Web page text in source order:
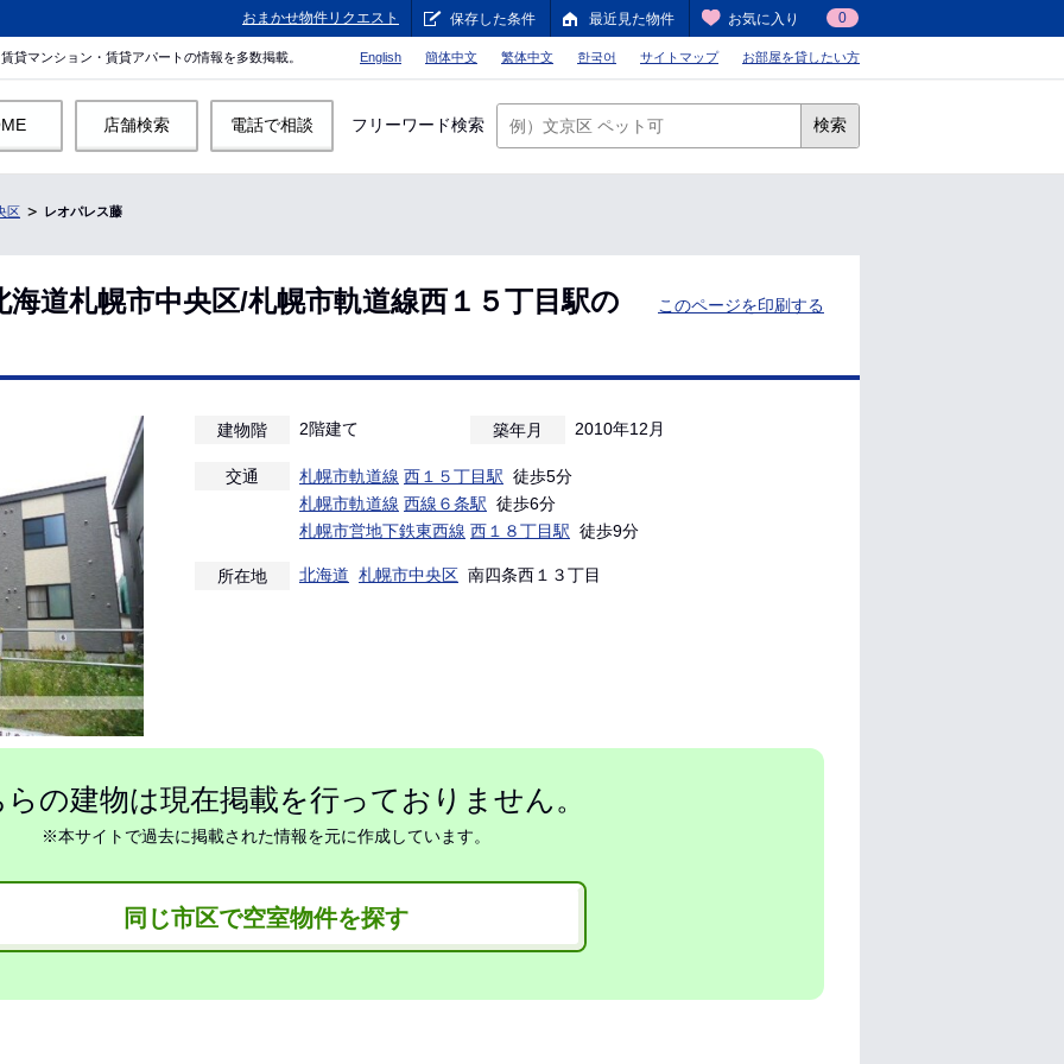
おまかせ物件リクエスト 保存した条件 最近見た物件 お気に入り 0
貸マンション・賃貸アパートの情報を多数掲載。 English 簡体中文 繁体中文 한국어 サイトマップ お部屋を貸したい方
店舗検索 電話で相談 フリーワード検索 検索
区 レオパレス藤
道札幌市中央区/札幌市軌道線西１５丁目駅の このページを印刷する
建物階 2階建て 築年月 2010年12月
交通 札幌市軌道線 西１５丁目駅 徒歩5分
札幌市軌道線 西線６条駅 徒歩6分
札幌市営地下鉄東西線 西１８丁目駅 徒歩9分
所在地 北海道 札幌市中央区 南四条西１３丁目
の建物は現在掲載を行っておりません。
※本サイトで過去に掲載された情報を元に作成しています。
同じ市区で空室物件を探す